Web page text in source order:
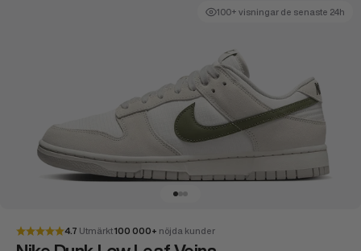
100+ visningar de senaste 24h
4.7 Utmärkt100 000+ nöjda kunder